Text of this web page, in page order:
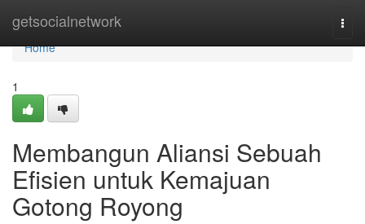
getsocialnetwork
Home
Home
1
Membangun Aliansi Sebuah
Efisien untuk Kemajuan
Gotong Royong